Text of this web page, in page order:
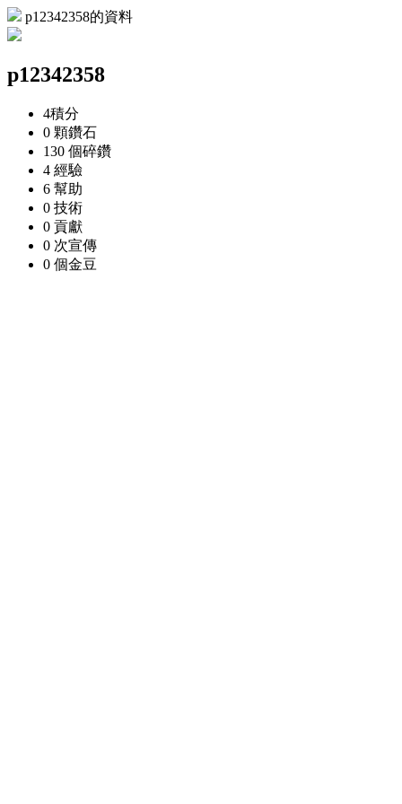
p12342358的資料
p12342358
4積分
0 顆鑽石
130 個碎鑽
4 經驗
6 幫助
0 技術
0 貢獻
0 次宣傳
0 個金豆